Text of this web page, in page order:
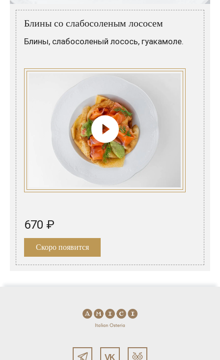
Итальянские вина
Французские вина
Граппа
Водка
Блины со слабосоленым лососем
Блины, слабосоленый лосось, гуакамоле.
670 ₽
Скоро появится